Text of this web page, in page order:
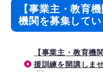
【事業主・教育
機関を募集して
【事業主・教育機
援訓練を開講しま